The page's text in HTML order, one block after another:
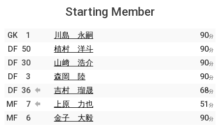
Starting Member
GK 1 川島 永嗣 90分
DF 50 植村 洋斗 90分
DF 30 山﨑 浩介 90分
DF 3 森岡 陸 90分
DF 36 吉村 瑠晟 68分
MF 7 上原 力也 51 分
MF 6 金子 大毅 90分